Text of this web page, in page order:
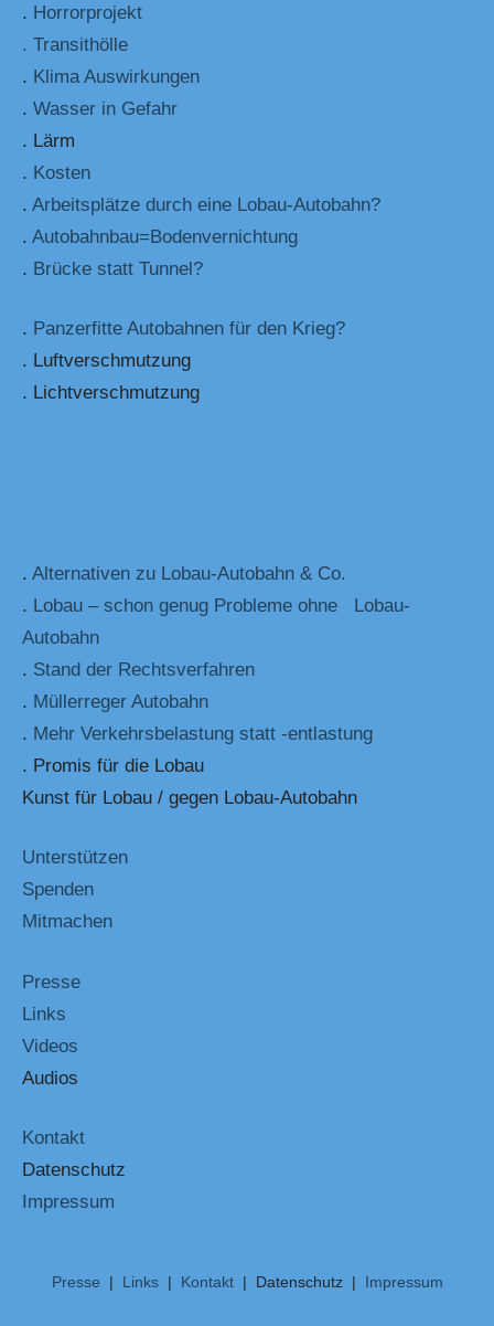
. Horrorprojekt
. Transithölle
. Klima Auswirkungen
. Wasser in Gefahr
. Lärm
. Kosten
. Arbeitsplätze durch eine Lobau-Autobahn?
. Autobahnbau=Bodenvernichtung
. Brücke statt Tunnel?
. Panzerfitte Autobahnen für den Krieg?
. Luftverschmutzung
. Lichtverschmutzung
. Alternativen zu Lobau-Autobahn & Co.
. Lobau – schon genug Probleme ohne Lobau-
Autobahn
. Stand der Rechtsverfahren
. Müllerreger Autobahn
. Mehr Verkehrsbelastung statt -entlastung
. Promis für die Lobau
Kunst für Lobau / gegen Lobau-Autobahn
Unterstützen
Spenden
Mitmachen
Presse
Links
Videos
Audios
Kontakt
Datenschutz
Impressum
Presse | Links| Kontakt| Datenschutz | Impressum